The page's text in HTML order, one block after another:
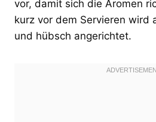
vor, damit sich die Aromen
kurz vor dem Servieren wird
und hübsch angerichtet.